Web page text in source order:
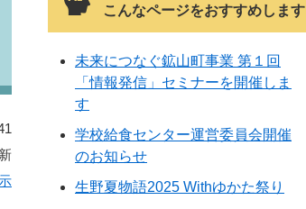
こんなページをおすすめします
未来につなぐ鉱山町事業 第１回
「情報発信」セミナーを開催しま
す
学校給食センター運営委員会開催
のお知らせ
生野夏物語2025 Withゆかた祭り